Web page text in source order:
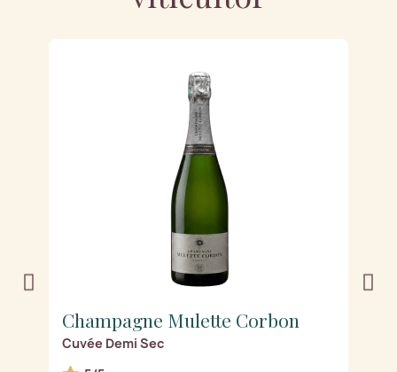
Champagne Mulette Corbon
Cuvée Demi Sec